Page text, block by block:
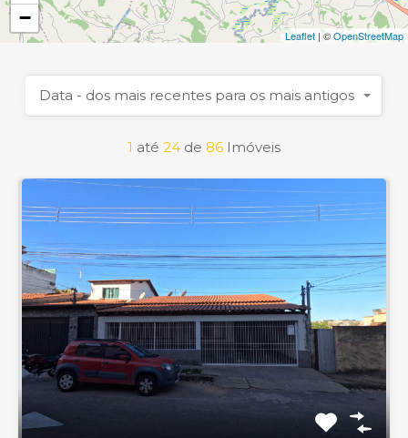
−
Leaflet | ©OpenStreetMap
1 até 24 de 86 Imóveis
Data - dos mais recentes para os mais antigos